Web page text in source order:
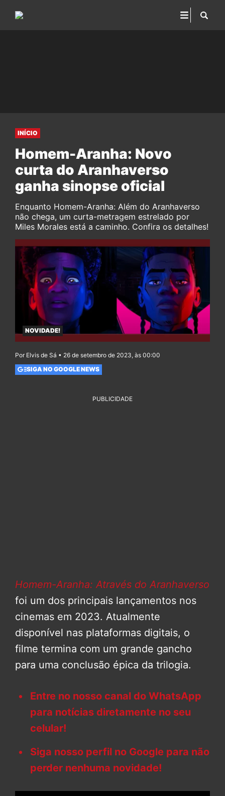
INÍCIO
Homem-Aranha: Novo
curta do Aranhaverso
ganha sinopse oficial
Enquanto Homem-Aranha: Além do Aranhaverso
não chega, um curta-metragem estrelado por
Miles Morales está a caminho. Confira os detalhes!
NOVIDADE!
Por Elvis de Sá • 26 de setembro de 2023, às 00:00
SIGA NO GOOGLE NEWS
PUBLICIDADE
Homem-Aranha: Através do Aranhaverso
foi um dos principais lançamentos nos
cinemas em 2023. Atualmente
disponível nas plataformas digitais, o
filme termina com um grande gancho
para uma conclusão épica da trilogia.
Entre no nosso canal do WhatsApp
para notícias diretamente no seu
celular!
Siga nosso perfil no Google para não
perder nenhuma novidade!